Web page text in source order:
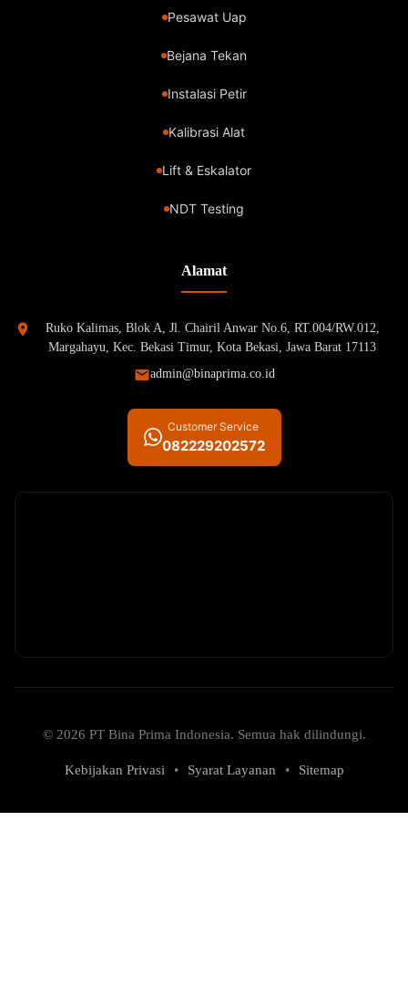
Pesawat Uap
Bejana Tekan
Instalasi Petir
Kalibrasi Alat
Lift & Eskalator
NDT Testing
Alamat
Ruko Kalimas, Blok A, Jl. Chairil Anwar No.6, RT.004/RW.012,
Margahayu, Kec. Bekasi Timur, Kota Bekasi, Jawa Barat 17113
admin@binaprima.co.id
Customer Service
082229202572
© 2026 PT Bina Prima Indonesia. Semua hak dilindungi.
Kebijakan Privasi • Syarat Layanan • Sitemap